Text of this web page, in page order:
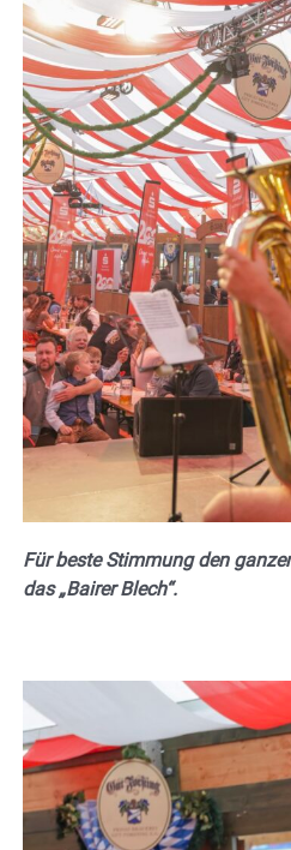
Für beste Stimmung den
das „Bairer Blech“.